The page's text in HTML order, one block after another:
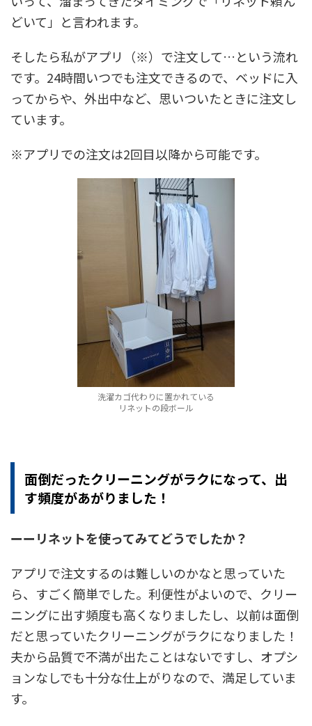
どいて」と言われます。
そしたら私がアプリ（※）で注文して…という流れ
です。24時間いつでも注文できるので、ベッドに入
ってからや、外出中など、思いついたときに注文し
ています。
※アプリでの注文は2回目以降から可能です。
洗濯カゴ代わりに置かれている
リネットの段ボール
面倒だったクリーニングがラクになって、出
す頻度があがりました！
ーーリネットを使ってみてどうでしたか？
アプリで注文するのは難しいのかなと思っていた
ら、すごく簡単でした。 利便性がよいので、クリー
ニングに出す頻度も高くなりましたし、以前は面倒
だと思っていたクリーニングがラクになりました！
夫から品質で不満が出たことはないですし、オプシ
ョンなしでも十分な仕上がりなので、満足していま
す。